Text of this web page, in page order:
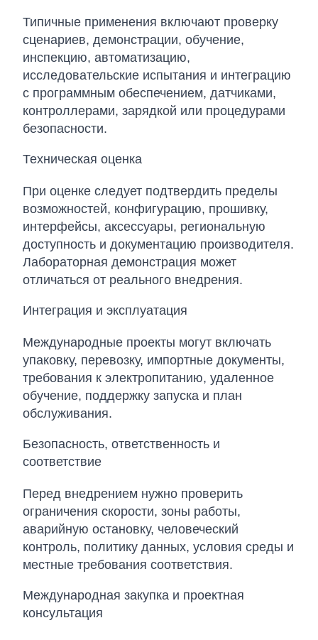
Типичные применения включают проверку
сценариев, демонстрации, обучение,
инспекцию, автоматизацию,
исследовательские испытания и интеграцию
с программным обеспечением, датчиками,
контроллерами, зарядкой или процедурами
безопасности.
Техническая оценка
При оценке следует подтвердить пределы
возможностей, конфигурацию, прошивку,
интерфейсы, аксессуары, региональную
доступность и документацию производителя.
Лабораторная демонстрация может
отличаться от реального внедрения.
Интеграция и эксплуатация
Международные проекты могут включать
упаковку, перевозку, импортные документы,
требования к электропитанию, удаленное
обучение, поддержку запуска и план
обслуживания.
Безопасность, ответственность и
соответствие
Перед внедрением нужно проверить
ограничения скорости, зоны работы,
аварийную остановку, человеческий
контроль, политику данных, условия среды и
местные требования соответствия.
Международная закупка и проектная
консультация